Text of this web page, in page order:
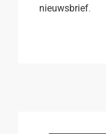
nieuwsbrief.